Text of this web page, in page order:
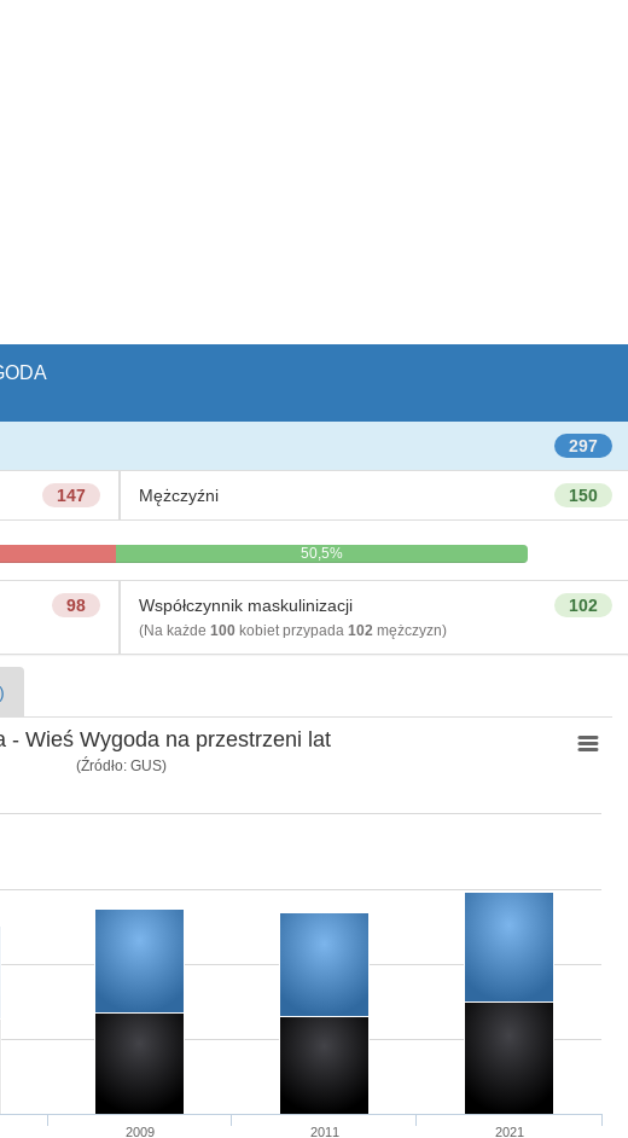
297
147 150
Mężczyźni
50,5%
98 102
Współczynnik maskulinizacji
(Na każde 100kobiet przypada 102mężczyzn)
- Wieś Wygoda na przestrzeni lat
(Źródło: GUS)
2009 2011 2021